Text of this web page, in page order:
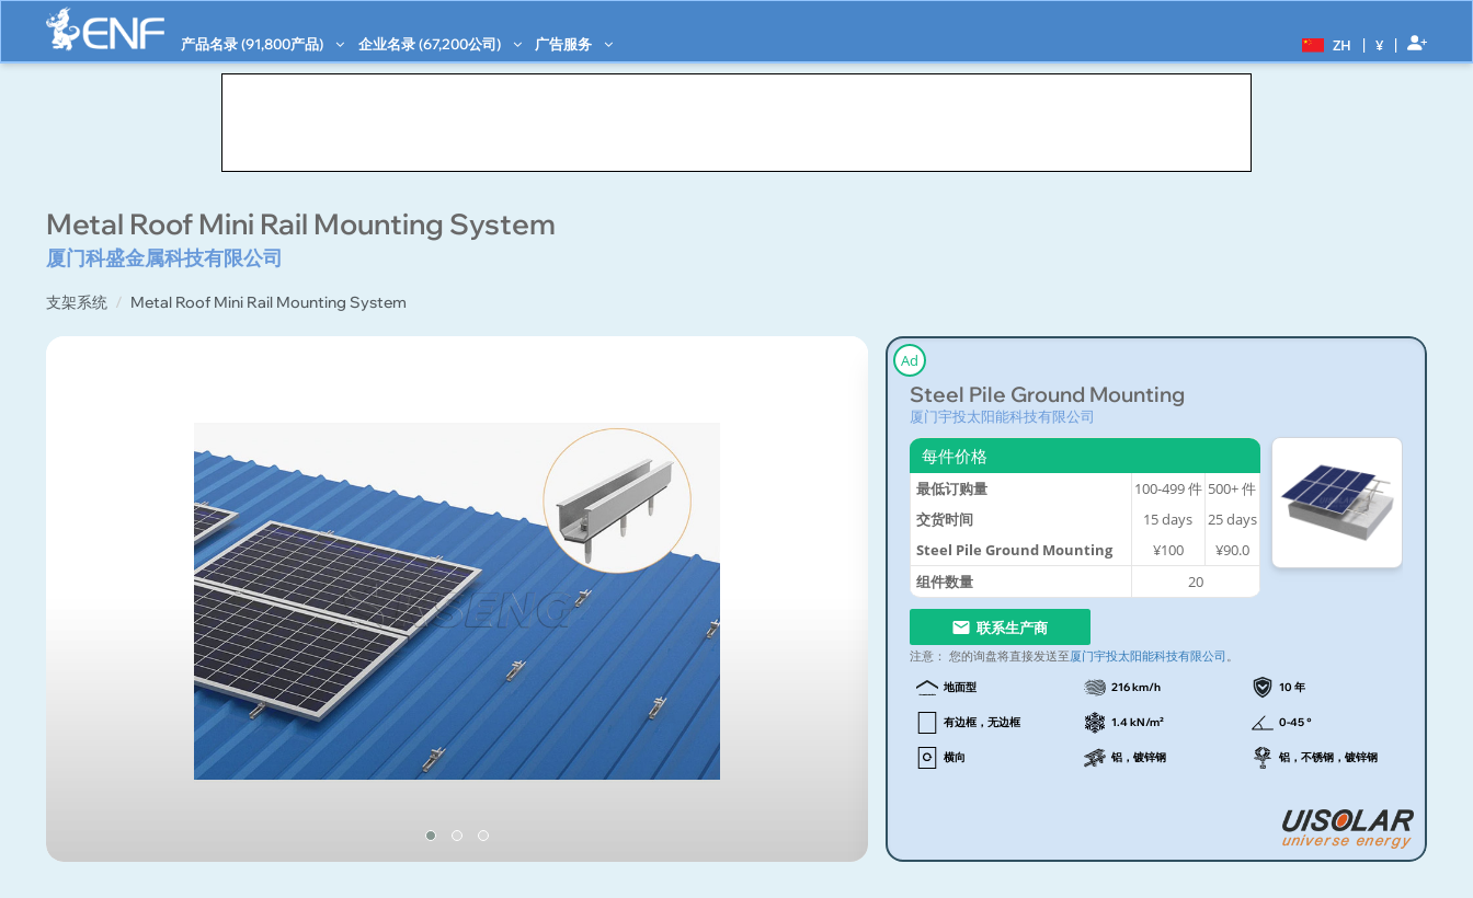
产品名录 (91,800产品) 企业名录 (67,200公司) 广告服务 ZH | ¥ |
Metal Roof Mini Rail Mounting System
厦门科盛金属科技有限公司
支架系统 Metal Roof Mini Rail Mounting System
Ad
Steel Pile Ground Mounting
厦门宇投太阳能科技有限公司
每件价格
最低订购量 100-499件 500+件
交货时间
15days 25days
Steel Pile Ground Mounting
¥100
¥90.0
组件数量
20
联系生产商
注意： 您的询盘将直接发送至厦门宇投太阳能科技有限公司 。
地面型 216 km/h 10 年
有边框，无边框 1.4 kN/m² 0-45 °
横向 铝，镀锌钢 铝，不锈钢，镀锌钢